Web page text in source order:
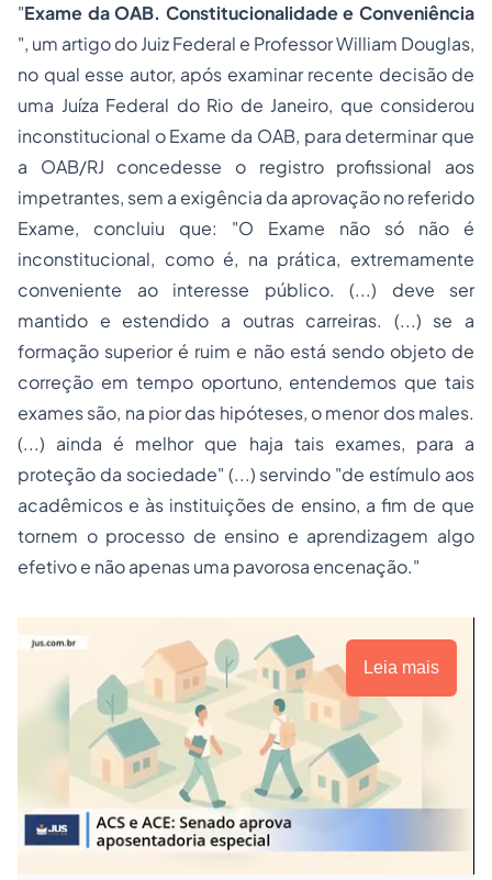
"Exame da OAB. Constitucionalidade e Conveniência
", um artigo do Juiz Federal e Professor William Douglas,
no qual esse autor, após examinar recente decisão de
uma Juíza Federal do Rio de Janeiro, que considerou
inconstitucional o Exame da OAB, para determinar que
a OAB/RJ concedesse o registro profissional aos
impetrantes, sem a exigência da aprovação no referido
Exame, concluiu que: "O Exame não só não é
inconstitucional, como é, na prática, extremamente
conveniente ao interesse público. (...) deve ser
mantido e estendido a outras carreiras. (...) se a
formação superior é ruim e não está sendo objeto de
correção em tempo oportuno, entendemos que tais
exames são, na pior das hipóteses, o menor dos males.
(...) ainda é melhor que haja tais exames, para a
proteção da sociedade" (...) servindo "de estímulo aos
acadêmicos e às instituições de ensino, a fim de que
tornem o processo de ensino e aprendizagem algo
efetivo e não apenas uma pavorosa encenação."
Leia mais